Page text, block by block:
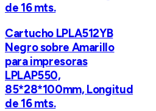
de 16 mts.
Cartucho LPLA512YB
Negro sobre Amarillo
para impresoras
LPLAP550,
85*28*100mm, Longitud
de 16 mts.